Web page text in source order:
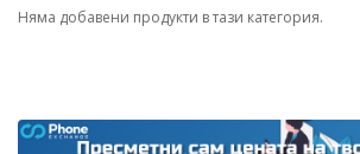
Няма добавени продукти в тази категория.